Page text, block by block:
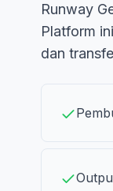
Runway
Platform
dan